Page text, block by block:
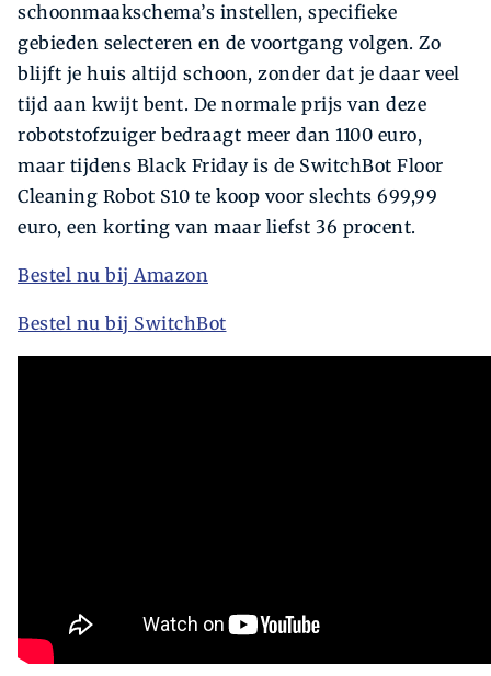
schoonmaakschema’s instellen, specifieke
gebieden selecteren en de voortgang volgen. Zo
blijft je huis altijd schoon, zonder dat je daar veel
tijd aan kwijt bent. De normale prijs van deze
robotstofzuiger bedraagt meer dan 1100 euro,
maar tijdens Black Friday is de SwitchBot Floor
Cleaning Robot S10 te koop voor slechts 699,99
euro, een korting van maar liefst 36 procent.
Bestel nu bij Amazon
Bestel nu bij SwitchBot